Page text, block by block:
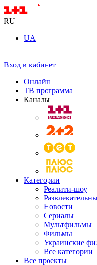
RU
UA
Вход в кабинет
Онлайн
ТВ программа
Каналы
Категории
Реалити-шоу
Новости
Сериалы
Мультфильмы
Фильмы
Украинские
Все категории
Все проекты